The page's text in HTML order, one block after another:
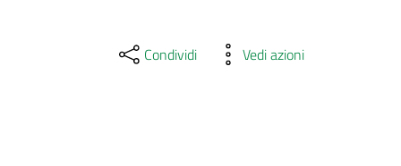
Condividi Vedi azioni